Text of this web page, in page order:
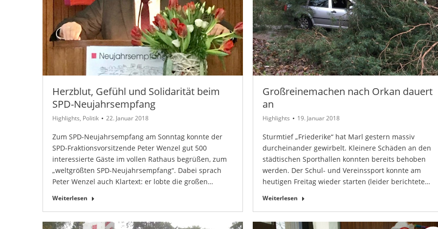
Herzblut, Gefühl und Solidarität beim
SPD-Neujahrsempfang
Highlights, Politik 22. Januar 2018
Zum SPD-Neujahrsempfang am Sonntag konnte der
SPD-Fraktionsvorsitzende Peter Wenzel gut 500
interessierte Gäste im vollen Rathaus begrüßen, zum
„weltgrößten SPD-Neujahrsempfang“. Dabei sprach
Peter Wenzel auch Klartext: er lobte die großen…
Weiterlesen
Großreinemachen nach Orkan dauert
an
Highlights 19. Januar 2018
Sturmtief „Friederike“ hat Marl gestern massiv
durcheinander gewirbelt. Kleinere Schäden an den
städtischen Sporthallen konnten bereits behoben
werden. Der Schul- und Vereinssport konnte am
heutigen Freitag wieder starten (leider berichtete…
Weiterlesen